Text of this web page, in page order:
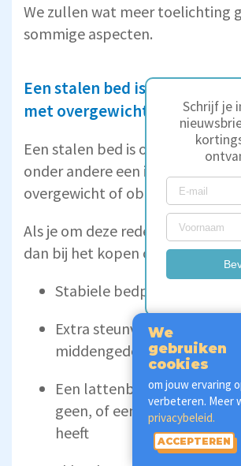
We zullen wat meer toelichting
sommige aspecten.
Een stalen bed is stevig: fijn
met overgewicht
Een stalen bed is ongelooflijk
onder andere een ideale
overgewicht of obesitas heeft.
Als je om deze reden een stalen
dan bij het kopen op de
Stabiele bedpoten
Extra steunvoeten of balken
middengedeelte
Een lattenbodem of
geen, of een hoog
heeft
Schrijf je
We
gebruiken
cookies
om jouw ervaring
verbeteren. Meer
privacybeleid.
ACCEPTEREN